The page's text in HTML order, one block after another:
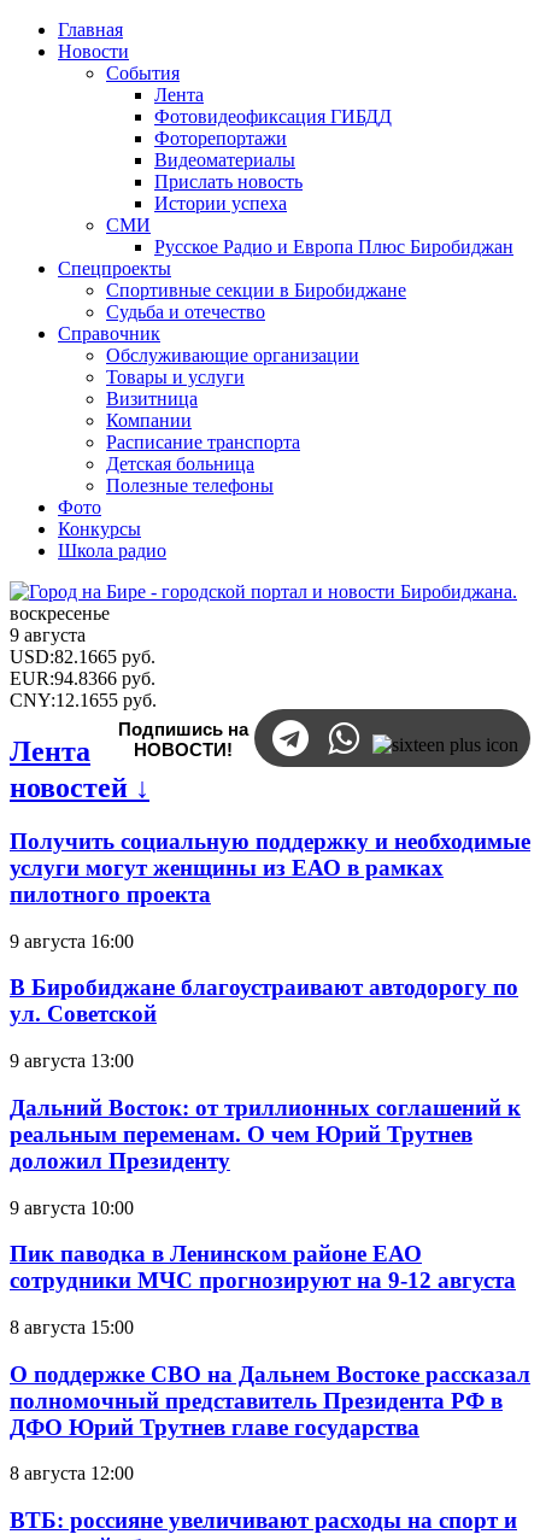
Главная
Новости
События
Лента
Фотовидеофиксация ГИБДД
Фоторепортажи
Видеоматериалы
Прислать новость
Истории успеха
СМИ
Русское Радио и Европа Плюс Биробиджан
Спецпроекты
Спортивные секции в Биробиджане
Судьба и отечество
Справочник
Обслуживающие организации
Товары и услуги
Визитница
Компании
Расписание транспорта
Детская больница
Полезные телефоны
Фото
Конкурсы
Школа радио
воскресенье
9 августа
USD:82.1665 руб.
EUR:94.8366 руб.
CNY:12.1655 руб.
Подпишись на
НОВОСТИ!
Лента
новостей ↓
Получить социальную поддержку и необходимые
услуги могут женщины из ЕАО в рамках
пилотного проекта
9 августа 16:00
В Биробиджане благоустраивают автодорогу по
ул. Советской
9 августа 13:00
Дальний Восток: от триллионных соглашений к
реальным переменам. О чем Юрий Трутнев
доложил Президенту
9 августа 10:00
Пик паводка в Ленинском районе ЕАО
сотрудники МЧС прогнозируют на 9-12 августа
8 августа 15:00
О поддержке СВО на Дальнем Востоке рассказал
полномочный представитель Президента РФ в
ДФО Юрий Трутнев главе государства
8 августа 12:00
ВТБ: россияне увеличивают расходы на спорт и